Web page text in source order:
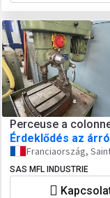
Perceuse a
Érdeklődés az
Franciaország,
SAS MFL INDUSTRIE